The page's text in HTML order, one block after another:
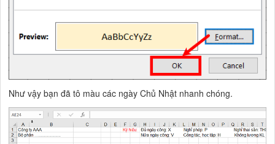
Như vậy bạn đã tô màu các ngày Chủ Nhật nhanh chóng.